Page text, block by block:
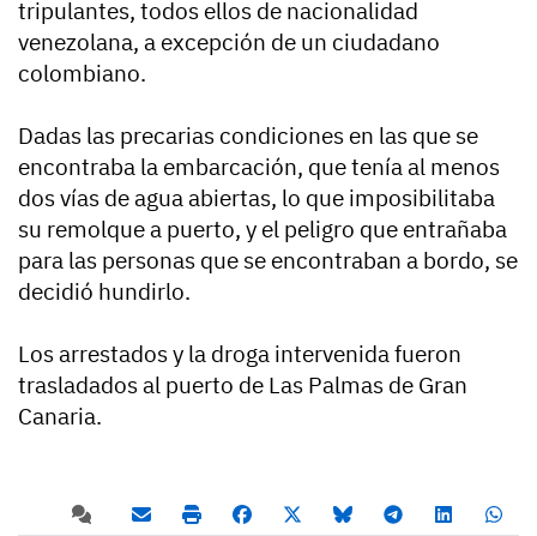
tripulantes, todos ellos de nacionalidad
venezolana, a excepción de un ciudadano
colombiano.
Dadas las precarias condiciones en las que se
encontraba la embarcación, que tenía al menos
dos vías de agua abiertas, lo que imposibilitaba
su remolque a puerto, y el peligro que entrañaba
para las personas que se encontraban a bordo, se
decidió hundirlo.
Los arrestados y la droga intervenida fueron
trasladados al puerto de Las Palmas de Gran
Canaria.